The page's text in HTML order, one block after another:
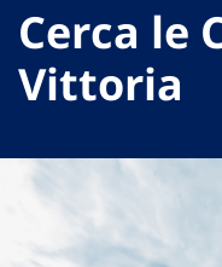
Cerca le
Vittoria